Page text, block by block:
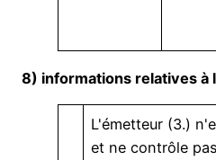
8) informations relatives à
L'émetteur (3.)
et ne contrôle